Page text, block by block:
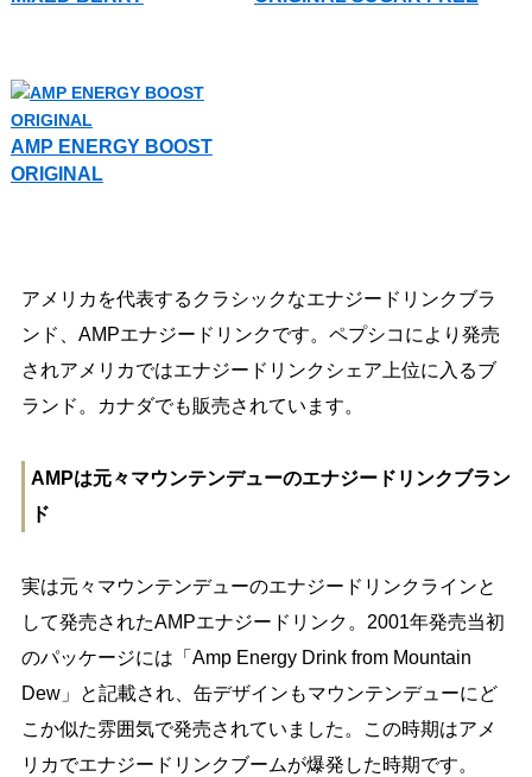
AMP ENERGY BOOST
ORIGINAL
アメリカを代表するクラシックなエナジードリンクブラ
ンド、AMPエナジードリンクです。ペプシコにより発売
されアメリカではエナジードリンクシェア上位に入るブ
ランド。カナダでも販売されています。
AMPは元々マウンテンデューのエナジードリンクブラン
ド
実は元々マウンテンデューのエナジードリンクラインと
して発売されたAMPエナジードリンク。2001年発売当初
のパッケージには「Amp Energy Drink from Mountain
Dew」と記載され、缶デザインもマウンテンデューにど
こか似た雰囲気で発売されていました。この時期はアメ
リカでエナジードリンクブームが爆発した時期です。